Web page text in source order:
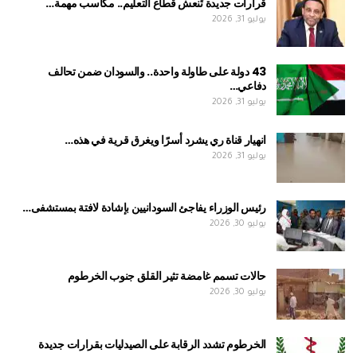
قرارات جديدة تُنعش قطاع التعليم.. مكاسب مهمة…
يوليو 31, 2026
43 دولة على طاولة واحدة.. والسودان ضمن تحالف
دفاعي…
يوليو 31, 2026
انهيار قناة ري يشرد أسرًا ويغرق قرية في هذه…
يوليو 31, 2026
رئيس الوزراء يفاجئ السودانيين بإشادة لافتة بمستشفى…
يوليو 30, 2026
حالات تسمم غامضة تثير القلق جنوب الخرطوم
يوليو 30, 2026
الخرطوم تشدد الرقابة على الصيدليات بقرارات جديدة